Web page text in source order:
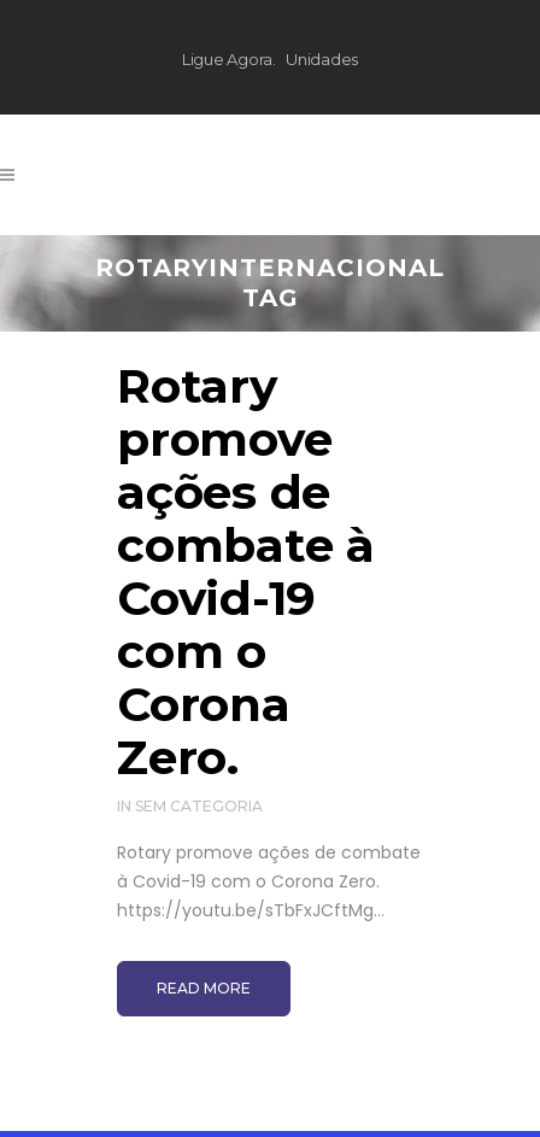
Ligue Agora. Unidades
ROTARYINTERNACIONAL
TAG
Rotary
promove
ações de
combate à
Covid-19
com o
Corona
Zero.
IN SEM CATEGORIA
Rotary promove ações de combate
à Covid-19 com o Corona Zero.
https://youtu.be/sTbFxJCftMg...
READ MORE